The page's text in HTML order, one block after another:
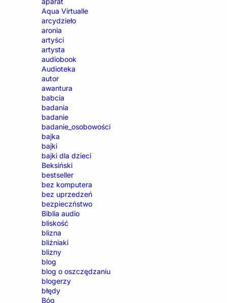
Aqua Virtualle
arcydzieło
aronia
artyści
artysta
audiobook
Audioteka
autor
awantura
babcia
badania
badanie
badanie_osobowości
bajka
bajki
bajki dla dzieci
Beksiński
bestseller
bez komputera
bez uprzedzeń
bezpieczństwo
Biblia audio
bliskość
blizna
bliźniaki
blizny
blog
blog o oszczędzaniu
blogerzy
błędy
Bóg